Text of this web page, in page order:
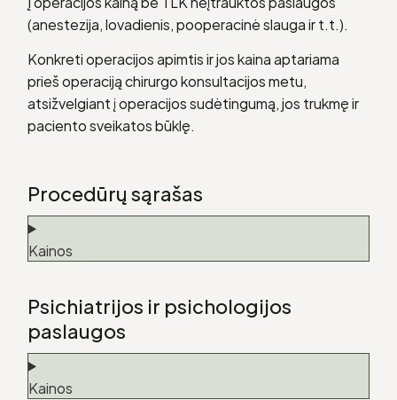
(anestezija, lovadienis, pooperacinė slauga ir t.t.).
Konkreti operacijos apimtis ir jos kaina aptariama
prieš operaciją chirurgo konsultacijos metu,
atsižvelgiant į operacijos sudėtingumą, jos trukmę ir
paciento sveikatos būklę.
Procedūrų sąrašas
Kainos
Psichiatrijos ir psichologijos
paslaugos
Kainos